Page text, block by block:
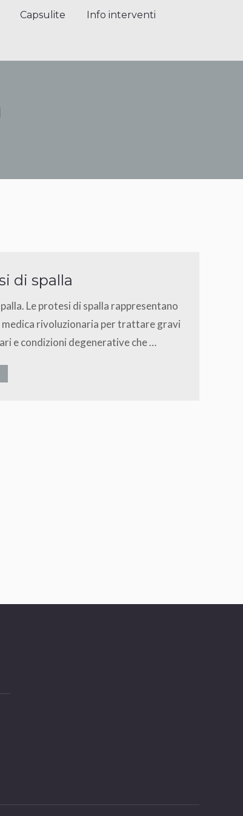
Capsulite Info interventi
di spalla
Le protesi di spalla rappresentano
medica rivoluzionaria per trattare gravi
e condizioni degenerative che …
Capsulite Info interventi